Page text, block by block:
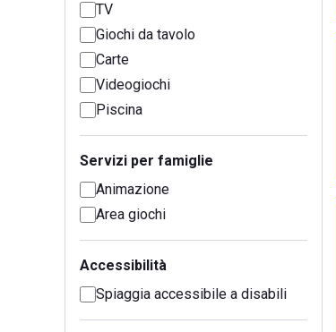
TV
Giochi da tavolo
Carte
Videogiochi
Piscina
Servizi per famiglie
Animazione
Area giochi
Accessibilità
Spiaggia accessibile a disabili